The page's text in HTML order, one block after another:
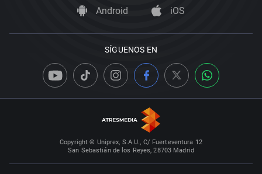
Android iOS
SÍGUENOS EN
Copyright © Uniprex, S.A.U., C/ Fuerteventura 12
San Sebastián de los Reyes, 28703 Madrid